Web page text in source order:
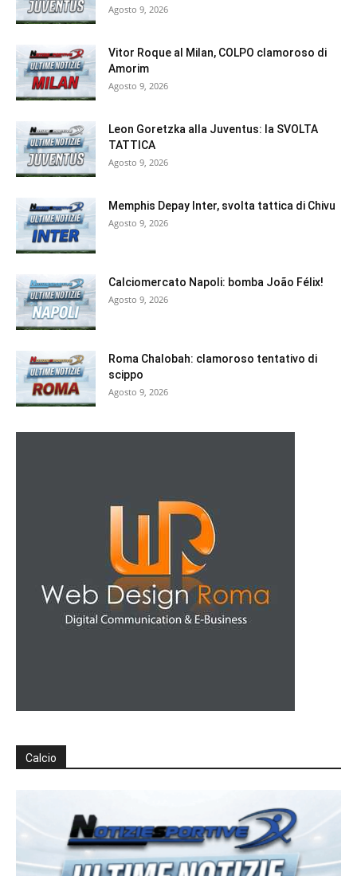
Agosto 9, 2026
Vitor Roque al Milan, COLPO clamoroso di
Amorim
Agosto 9, 2026
Leon Goretzka alla Juventus: la SVOLTA
TATTICA
Agosto 9, 2026
Memphis Depay Inter, svolta tattica di Chivu
Agosto 9, 2026
Calciomercato Napoli: bomba João Félix!
Agosto 9, 2026
Roma Chalobah: clamoroso tentativo di
scippo
Agosto 9, 2026
Calcio